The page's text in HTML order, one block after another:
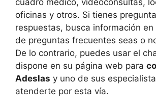
cuadro médico, videoconsultas,
oficinas y otros. Si tienes
respuestas, busca información
de preguntas frecuentes seas o
De lo contrario, puedes usar el
dispone en su página web para
Adeslas y uno de sus
atenderte por esta vía.